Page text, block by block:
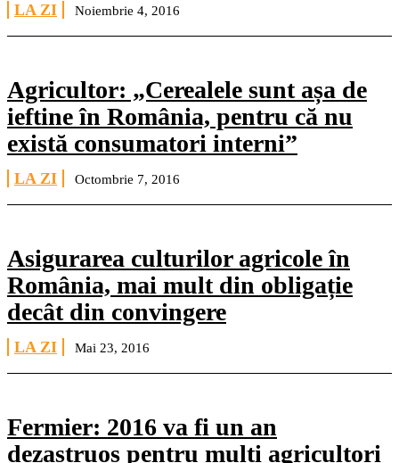
LA ZI Noiembrie 4, 2016
Agricultor: „Cerealele sunt așa de
ieftine în România, pentru că nu
există consumatori interni”
LA ZI Octombrie 7, 2016
Asigurarea culturilor agricole în
România, mai mult din obligație
decât din convingere
LA ZI Mai 23, 2016
Fermier: 2016 va fi un an
dezastruos pentru mulți agricultori